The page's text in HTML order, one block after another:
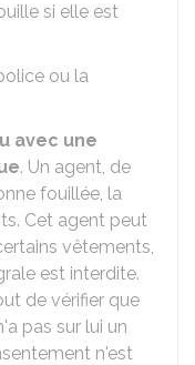
si elle est
ou la
avec une
. Un agent, de
fouillée, la
Cet agent peut
vêtements,
est interdite.
de vérifier que
pas sur lui un
n'est